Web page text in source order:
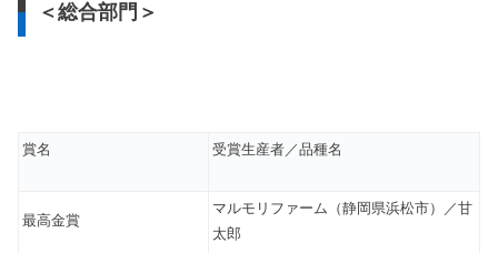
＜総合部門＞
賞名 受賞生産者／品種名
最高金賞
マルモリファーム（静岡県浜松市）／甘
太郎